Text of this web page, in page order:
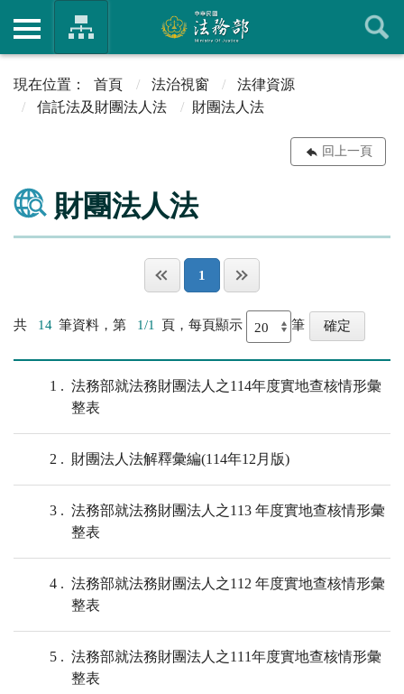
首頁 法治視窗
法律資源
信託法及財團法人法
財團法人法
回上一頁
財團法人法
1
共 14 筆資料，第 1/1 頁，每頁顯示 筆
1
法務部就法務財團法人之114年度實地查核情形彙
整表
2 財團法人法解釋彙編(114年12月版)
3
法務部就法務財團法人之113 年度實地查核情形彙
整表
4
法務部就法務財團法人之112 年度實地查核情形彙
整表
5
法務部就法務財團法人之111年度實地查核情形彙
整表